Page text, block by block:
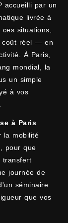
accueilli par un
livrée à
situations,
coût réel — en
À Paris,
mondial, la
un simple
à vos
à Paris
la mobilité
pour que
transfert
journée de
séminaire
que vos